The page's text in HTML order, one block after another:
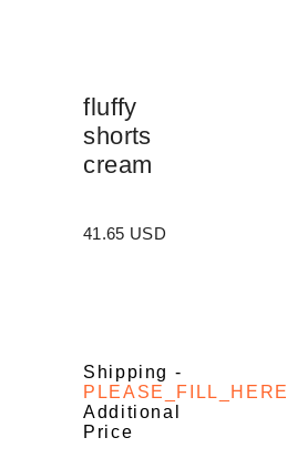
fluffy
shorts
cream
41.65 USD
Shipping -
PLEASE_FILL_HERE
Additional
Price